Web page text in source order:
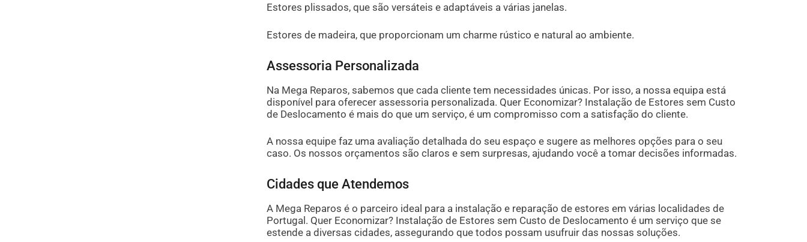
Estores plissados, que são versáteis e adaptáveis a várias janelas.
Estores de madeira, que proporcionam um charme rústico e natural ao ambiente.
Assessoria Personalizada
Na Mega Reparos, sabemos que cada cliente tem necessidades únicas. Por isso, a nossa equipa está
disponível para oferecer assessoria personalizada. Quer Economizar? Instalação de Estores sem Custo
de Deslocamento é mais do que um serviço, é um compromisso com a satisfação do cliente.
A nossa equipe faz uma avaliação detalhada do seu espaço e sugere as melhores opções para o seu
caso. Os nossos orçamentos são claros e sem surpresas, ajudando você a tomar decisões informadas.
Cidades que Atendemos
A Mega Reparos é o parceiro ideal para a instalação e reparação de estores em várias localidades de
Portugal. Quer Economizar? Instalação de Estores sem Custo de Deslocamento é um serviço que se
estende a diversas cidades, assegurando que todos possam usufruir das nossas soluções.